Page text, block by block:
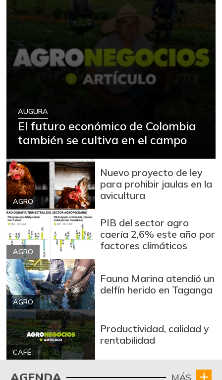
AUGURA
El futuro económico de Colombia
también se cultiva en el campo
AGRO
Nuevo proyecto de ley
para prohibir jaulas en la
avicultura
AGRO
PIB del sector agro
caería 2,6% este año por
factores climáticos
AGRO
Fauna Marina atendió un
delfín herido en Taganga
CAFÉ
Productividad, calidad y
rentabilidad
MÁS